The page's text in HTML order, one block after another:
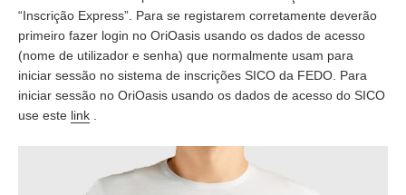
“Inscrição Express”. Para se registarem corretamente deverão
primeiro fazer login no OriOasis usando os dados de acesso
(nome de utilizador e senha) que normalmente usam para
iniciar sessão no sistema de inscrições SICO da FEDO. Para
iniciar sessão no OriOasis usando os dados de acesso do SICO
use este link .